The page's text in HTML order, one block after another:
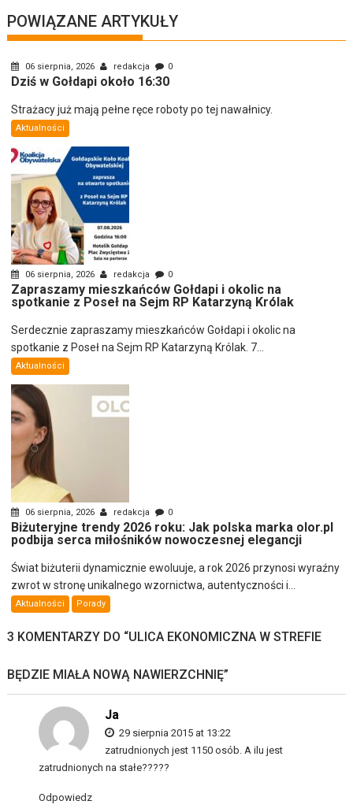
POWIĄZANE ARTYKUŁY
06 sierpnia, 2026 redakcja 0
Dziś w Gołdapi około 16:30
Strażacy już mają pełne ręce roboty po tej nawałnicy.
Aktualności
06 sierpnia, 2026 redakcja 0
Zapraszamy mieszkańców Gołdapi i okolic na
spotkanie z Poseł na Sejm RP Katarzyną Królak
Serdecznie zapraszamy mieszkańców Gołdapi i okolic na
spotkanie z Poseł na Sejm RP Katarzyną Królak. 7...
Aktualności
06 sierpnia, 2026 redakcja 0
Biżuteryjne trendy 2026 roku: Jak polska marka olor.pl
podbija serca miłośników nowoczesnej elegancji
Świat biżuterii dynamicznie ewoluuje, a rok 2026 przynosi wyraźny
zwrot w stronę unikalnego wzornictwa, autentyczności i...
Aktualności Porady
3 KOMENTARZY DO “ULICA EKONOMICZNA W STREFIE
BĘDZIE MIAŁA NOWĄ NAWIERZCHNIĘ”
Ja
29 sierpnia 2015 at 13:22
zatrudnionych jest 1150 osób. A ilu jest
zatrudnionych na stałe?????
Odpowiedz